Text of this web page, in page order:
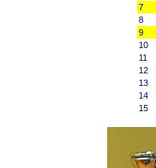
7
8
9
10
11
12
13
14
15